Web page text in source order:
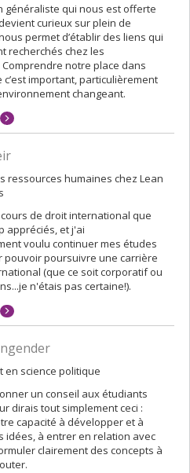
généraliste qui nous est offerte
curieux sur plein de
permet d’établir des liens qui
recherchés chez les
notre place dans
c’est important, particulièrement
changeant.
ressources humaines chez Lean
cours de droit international que
appréciés, et j'ai
voulu continuer mes études
pouvoir poursuivre une carrière
(que ce soit corporatif ou
n'étais pas certaine!).
en science politique
un conseil aux étudiants
dirais tout simplement ceci :
capacité à développer et à
idées, à entrer en relation avec
clairement des concepts à